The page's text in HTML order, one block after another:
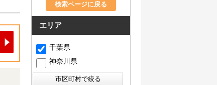
検索ページに戻る
エリア
千葉県
神奈川県